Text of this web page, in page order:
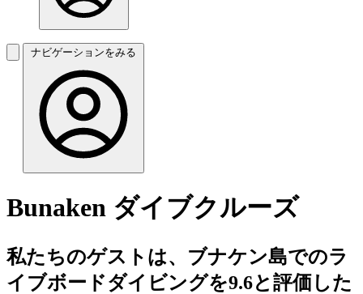
ナビゲーションをみる
Bunaken ダイブクルーズ
私たちのゲストは、ブナケン島でのラ
イブボードダイビングを9.6と評価した